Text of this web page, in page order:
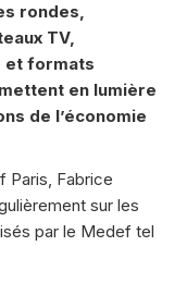
rondes,
TV,
et formats
en lumière
de l’économie
Paris, Fabrice
sur les
par le Medef tel